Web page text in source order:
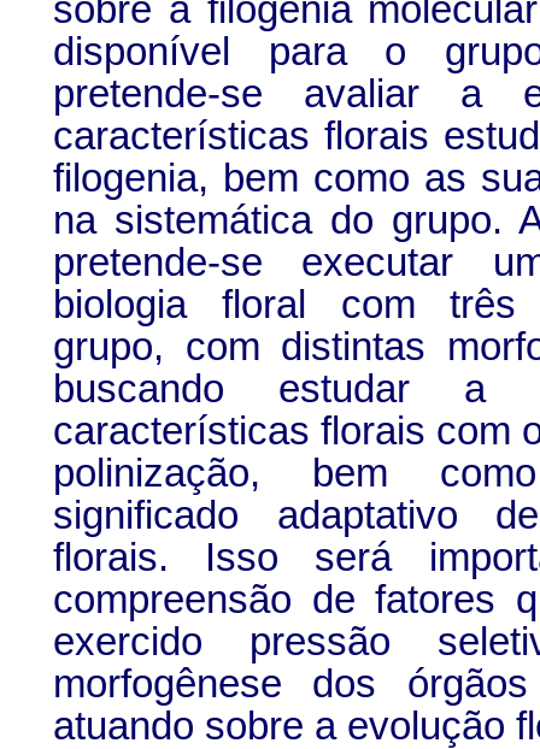
sobre a filogenia
disponível para o
pretende-se avaliar a
características florais
filogenia, bem como as
na sistemática do grupo.
pretende-se executar
biologia floral com três
grupo, com distintas
buscando estudar a
características florais com
polinização, bem
significado adaptativo
florais. Isso será
compreensão de fatores
exercido pressão
morfogênese dos
atuando sobre a evolução